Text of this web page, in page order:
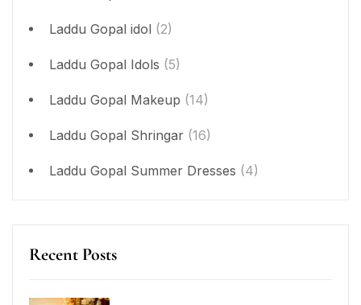
Laddu Gopal idol (2)
Laddu Gopal Idols (5)
Laddu Gopal Makeup (14)
Laddu Gopal Shringar (16)
Laddu Gopal Summer Dresses (4)
Recent Posts